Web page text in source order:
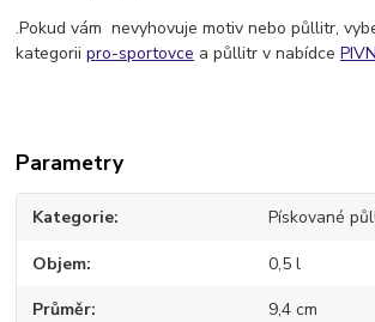
.Pokud vám nevyhovuje motiv nebo půllitr,
kategoriipro-sportovce a půllitr v nabídce
Parametry
Kategorie Pískované
Objem 0,5 l
Průměr 9,4 cm